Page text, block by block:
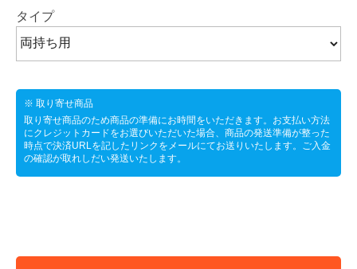
タイプ
※ 取り寄せ商品
取り寄せ商品のため商品の準備にお時間をいただきます。お支払い方法
にクレジットカードをお選びいただいた場合、商品の発送準備が整った
時点で決済URLを記したリンクをメールにてお送りいたします。ご入金
の確認が取れしだい発送いたします。